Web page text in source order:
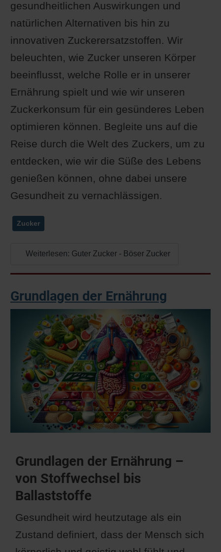
gesundheitlichen Auswirkungen und
natürlichen Alternativen bis hin zu
innovativen Zuckerersatzstoffen. Wir
beleuchten, wie Zucker unseren Körper
beeinflusst, welche Rolle er in unserer
Ernährung spielt und wie wir unseren
Zuckerkonsum für ein gesünderes Leben
optimieren können. Begleite uns auf die
Reise durch die Welt des Zuckers, um zu
entdecken, wie wir die Süße des Lebens
genießen können, ohne dabei unsere
Gesundheit zu vernachlässigen.
Zucker
Weiterlesen: Guter Zucker - Böser Zucker
Grundlagen der Ernährung
Grundlagen der Ernährung –
von Stoffwechsel bis
Ballaststoffe
Gesundheit wird heutzutage als ein
Zustand definiert, dass der Mensch sich